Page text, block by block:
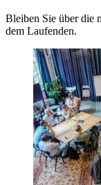
Bleiben Sie über die
dem Laufenden.